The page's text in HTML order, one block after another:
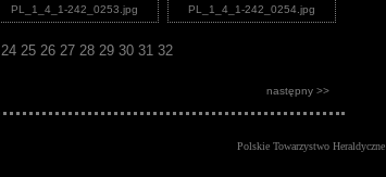
PL_1_4_1-242_0253.jpg PL_1_4_1-242_0254.jpg
24 25 26 27 28 29 30 31 32
następny >>
Polskie Towarzystwo Heraldyczne